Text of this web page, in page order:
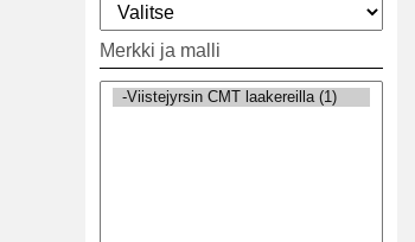
Merkki ja malli